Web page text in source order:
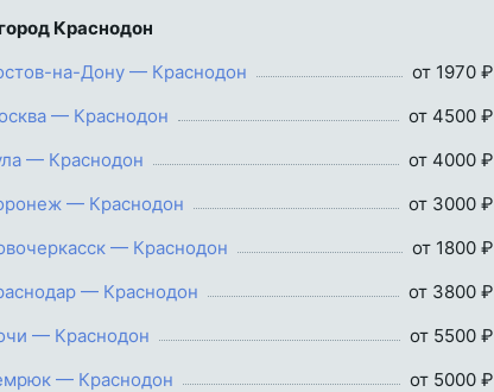
Краснодон
на-Дону — Краснодон
от 1970 ₽
— Краснодон
от 4500 ₽
— Краснодон
от 4000 ₽
— Краснодон
от 3000 ₽
— Краснодон
от 1800 ₽
— Краснодон
от 3800 ₽
— Краснодон
от 5500 ₽
— Краснодон
от 5000 ₽